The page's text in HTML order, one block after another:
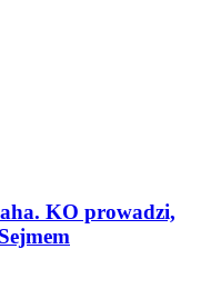
KO prowadzi,